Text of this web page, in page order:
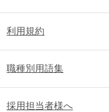
利用規約
職種別用語集
採用担当者様へ